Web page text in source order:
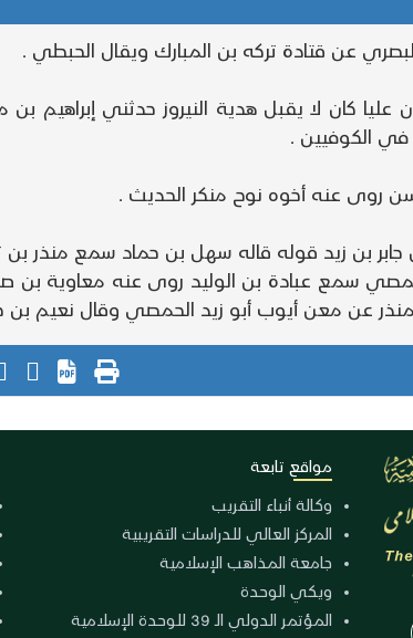
أن عليا كان لا يقبل هدية النيروز حدثني
الكوفيين .
الحمصي سمع عبادة بن الوليد روى عنه معاوية
المنذر عن معن أيوب أبو زيد الحمصي وقال نعيم
مواقع تابعة
وكالة أنباء التقريب
المركز العالي للدراسات التقريبية
جامعة المذاهب الإسلامية
ويكي الوحدة
المؤتمر الدولي الـ 39 للوحدة الإسلامية